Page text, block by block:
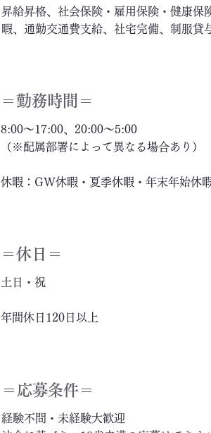
昇給昇格、社会保険・雇用保険・健康保
暇、通勤交通費支給、社宅完備、制服貸
＝勤務時間＝
8:00～17:00、20:00～5:00
（※配属部署によって異なる場合あり）
休暇：GW休暇・夏季休暇・年末年始休
＝休日＝
土日・祝
年間休日120日以上
＝応募条件＝
経験不問・未経験大歓迎